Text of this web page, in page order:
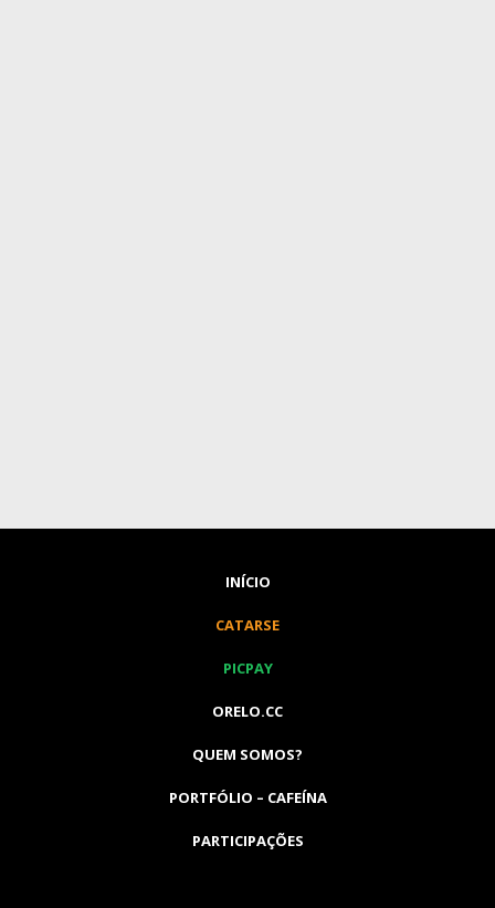
INÍCIO
CATARSE
PICPAY
ORELO.CC
QUEM SOMOS?
PORTFÓLIO – CAFEÍNA
PARTICIPAÇÕES